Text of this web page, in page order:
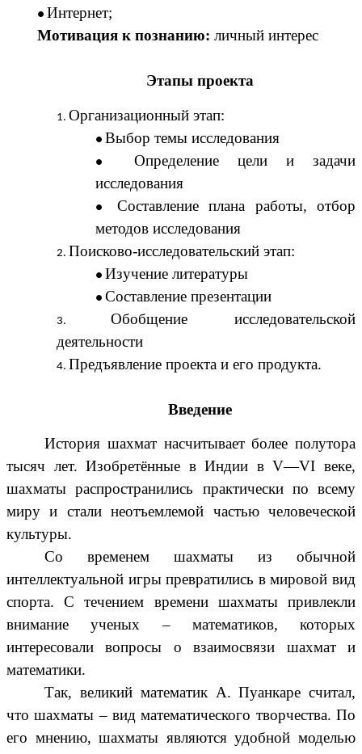
Интернет;
Мотивация к познанию: личный интерес
Этапы проекта
Организационный этап:
Выбор темы исследования
Определение цели и задачи
исследования
Составление плана работы, отбор
методов исследования
Поисково-исследовательский этап:
Изучение литературы
Составление презентации
Обобщение исследовательской
деятельности
Предъявление проекта и его продукта.
Введение
История шахмат насчитывает более полутора
тысяч лет. Изобретённые в Индии в V—VI веке,
шахматы распространились практически по всему
миру и стали неотъемлемой частью человеческой
культуры.
Со временем шахматы из обычной
интеллектуальной игры превратились в мировой вид
спорта. С течением времени шахматы привлекли
внимание ученых – математиков, которых
интересовали вопросы о взаимосвязи шахмат и
математики.
Так, великий математик А. Пуанкаре считал,
что шахматы – вид математического творчества. По
его мнению, шахматы являются удобной моделью